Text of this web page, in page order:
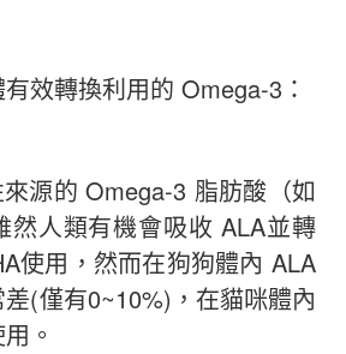
效轉換利用的 Omega-3：
源的 Omega-3 脂肪酸 （如
然人類有機會吸收 ALA並轉
使用 ， 然而在狗狗體內ALA
(僅有0~10%) ，在貓咪體內
。